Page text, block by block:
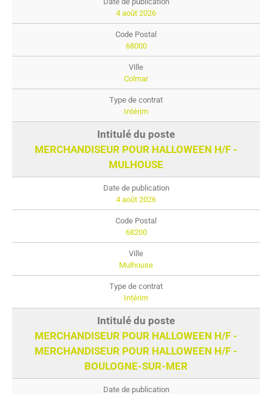
4 août 2026
68000
Colmar
Intérim
MERCHANDISEUR POUR HALLOWEEN H/F -
MULHOUSE
4 août 2026
68200
Mulhouse
Intérim
MERCHANDISEUR POUR HALLOWEEN H/F -
MERCHANDISEUR POUR HALLOWEEN H/F -
BOULOGNE-SUR-MER